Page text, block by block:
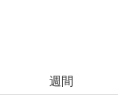
週間